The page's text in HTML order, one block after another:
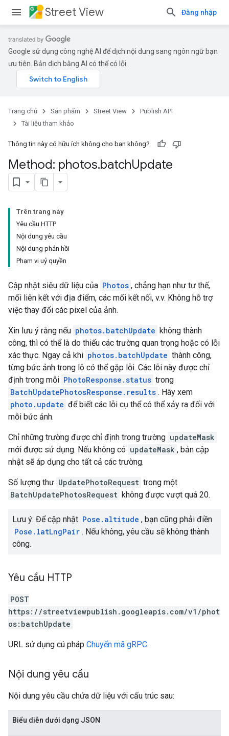
Street View Đăng nhập
Google sử dụng công nghệ AI để dịch nội dung sang ngôn ngữ bạn
ưu tiên. Bản dịch bằng AI có thể có lỗi.
Trang chủ Sản phẩm Street View
Publish API
Tài liệu tham khảo
Thông tin này có hữu ích không cho bạn không?
Method: photos.batchUpdate
Trên trang này
Yêu cầu HTTP
Nội dung yêu cầu
Nội dung phản hồi
Phạm vi uỷ quyền
Cập nhật siêu dữ liệu của Photos , chẳng hạn như tư thế,
mối liên kết với địa điểm, các mối kết nối, v.v. Không hỗ trợ
việc thay đổi các pixel của ảnh.
Xin lưu ý rằng nếu photos.batchUpdate không thành
công, thì có thể là do thiếu các trường quan trọng hoặc có lỗi
xác thực. Ngay cả khi photos.batchUpdate thành công,
từng bức ảnh trong lô có thể gặp lỗi. Các lỗi này được chỉ
định trong mỗi PhotoResponse.status trong
BatchUpdatePhotosResponse.results . Hãy xem
photo.update để biết các lỗi cụ thể có thể xảy ra đối với
mỗi bức ảnh.
Chỉ những trường được chỉ định trong trường updateMask
mới được sử dụng. Nếu không có updateMask , bản cập
nhật sẽ áp dụng cho tất cả các trường.
Số lượng thư UpdatePhotoRequest trong một
BatchUpdatePhotosRequest không được vượt quá 20.
Lưu ý: Để cập nhật Pose.altitude , bạn cũng phải điền
Pose.latLngPair . Nếu không, yêu cầu sẽ không thành
công.
Yêu cầu HTTP
POST
https://streetviewpublish.googleapis.com/v1/phot
os:batchUpdate
URL sử dụng cú pháp Chuyển mã gRPC.
Nội dung yêu cầu
Nội dung yêu cầu chứa dữ liệu với cấu trúc sau:
Biểu diễn dưới dạng JSON